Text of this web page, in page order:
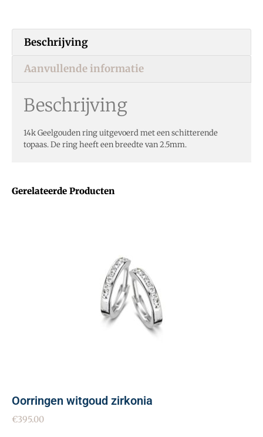
Gerelateerde Producten
Oorringen witgoud zirkonia
€395.00
Beschrijving
Aanvullende informatie
Beschrijving
14k Geelgouden ring uitgevoerd met een schitterende
topaas. De ring heeft een breedte van 2.5mm.